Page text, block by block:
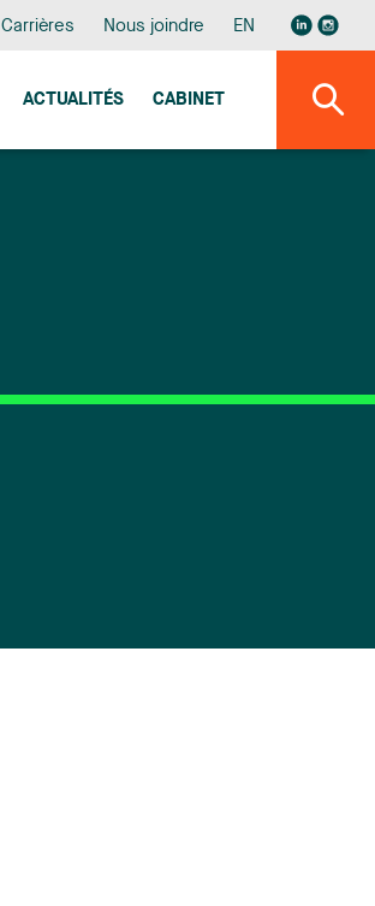
Carrières Nous joindre EN
ACTUALITÉS CABINET